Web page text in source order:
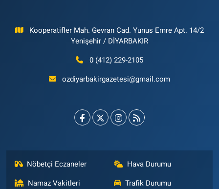
Kooperatifler Mah. Gevran Cad. Yunus Emre Apt. 14/2
Yenişehir / DİYARBAKIR
0 (412) 229-2105
ozdiyarbakirgazetesi@gmail.com
Nöbetçi Eczaneler Hava Durumu
Namaz Vakitleri Trafik Durumu